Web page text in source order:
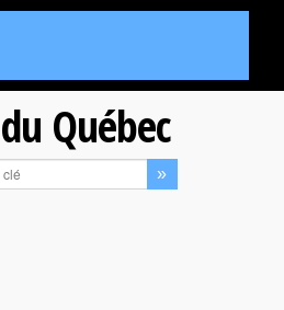
Québec